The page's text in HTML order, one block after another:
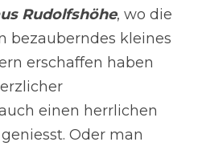
Rudolfshöhe, wo die
bezauberndes kleines
erschaffen haben
einen herrlichen
Oder man